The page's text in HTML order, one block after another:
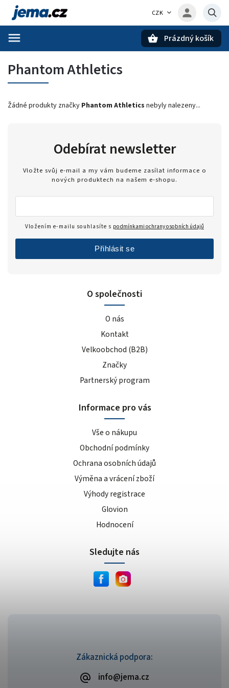
CZK
Prázdný košík
Phantom Athletics
Žádné produkty značky Phantom Athletics nebyly nalezeny...
Zákaznická podpora:
info@jema.cz
O společnosti
O nás
Kontakt
Velkoobchod (B2B)
Značky
Partnerský program
Informace pro vás
Vše o nákupu
Obchodní podmínky
Ochrana osobních údajů
Výměna a vrácení zboží
Výhody registrace
Glovion
Hodnocení
Odebírat newsletter
Vložte svůj e-mail a my vám budeme zasílat informace o
nových produktech na našem e-shopu.
Vložením e-mailu souhlasíte s podmínkami ochrany osobních údajů
Přihlásit se
Sledujte nás